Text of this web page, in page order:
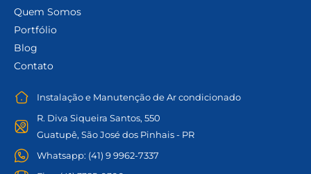
Quem Somos
Portfólio
Blog
Contato
Instalação e Manutenção de Ar condicionado
R. Diva Siqueira Santos, 550
Guatupê, São José dos Pinhais - PR
Whatsapp: (41) 9 9962-7337